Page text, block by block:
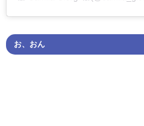
お、おん